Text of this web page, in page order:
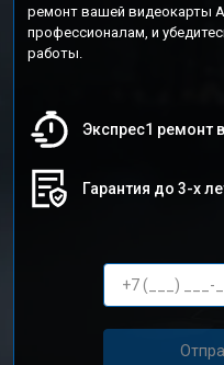
ремонт вашей видеокарты
профессионалам, и
работы.
Экспрес1 ремонт
Гарантия до 3-х